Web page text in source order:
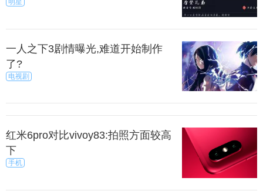
明星
一人之下3剧情曝光,难道开始制作
了?
电视剧
红米6pro对比vivoy83:拍照方面较高
下
手机